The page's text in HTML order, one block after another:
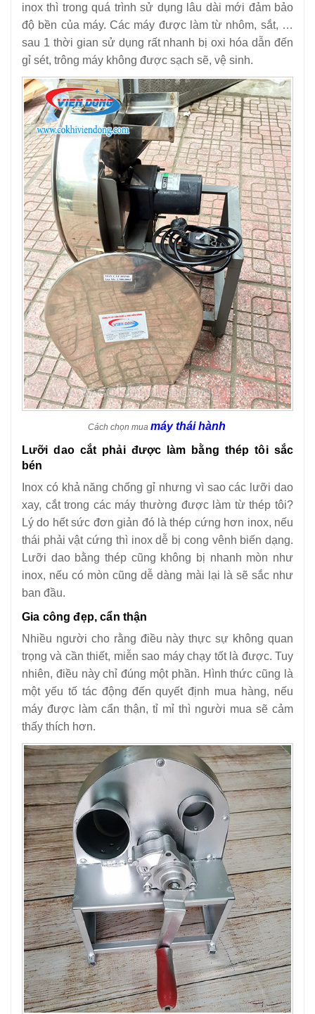
inox thì trong quá trình sử dụng lâu dài mới đảm bảo
độ bền của máy. Các máy được làm từ nhôm, sắt, …
sau 1 thời gian sử dụng rất nhanh bị oxi hóa dẫn đến
gỉ sét, trông máy không được sạch sẽ, vệ sinh.
Cách chọn mua máy thái hành
Lưỡi dao cắt phải được làm bằng thép tôi sắc
bén
Inox có khả năng chống gỉ nhưng vì sao các lưỡi dao
xay, cắt trong các máy thường được làm từ thép tôi?
Lý do hết sức đơn giản đó là thép cứng hơn inox, nếu
thái phải vật cứng thì inox dễ bị cong vênh biến dạng.
Lưỡi dao bằng thép cũng không bị nhanh mòn như
inox, nếu có mòn cũng dễ dàng mài lại là sẽ sắc như
ban đầu.
Gia công đẹp, cẩn thận
Nhiều người cho rằng điều này thực sự không quan
trọng và cần thiết, miễn sao máy chạy tốt là được. Tuy
nhiên, điều này chỉ đúng một phần. Hình thức cũng là
một yếu tố tác động đến quyết định mua hàng, nếu
máy được làm cẩn thận, tỉ mỉ thì người mua sẽ cảm
thấy thích hơn.